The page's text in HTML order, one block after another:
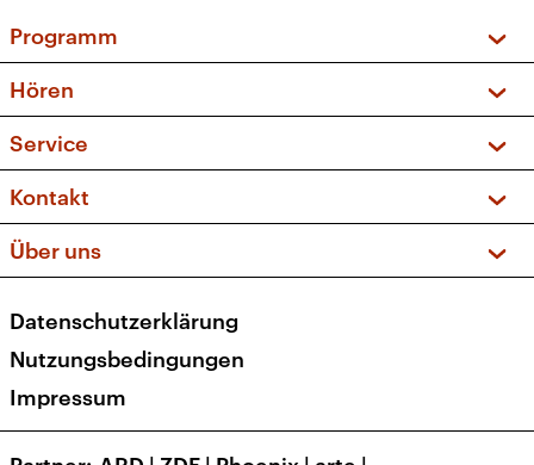
Programm
Sendungen und Podcasts
Musikliste
Kakadu – Das Kinderprogramm
Hören
Frequenzen (UKW + DAB+)
Service
FAQ
Apps
Newsletter
Veranstaltungen
Kontakt
Social Media
Über uns
Presse
Karriere
Transparenz
Datenschutzerklärung
Nutzungsbedingungen
Impressum